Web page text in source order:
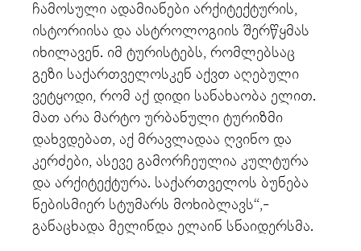
ჩამოსული ადამიანები არქიტექტურის,
ისტორიისა და ასტროლოგიის შერწყმას
იხილავენ. იმ ტურისტებს, რომლებსაც
გეზი საქართველოსკენ აქვთ აღებული
ვეტყოდი, რომ აქ დიდი სანახაობა ელით.
მათ არა მარტო ურბანული ტურიზმი
დახვდებათ, აქ მრავლადაა ღვინო და
კერძები, ასევე გამორჩეულია კულტურა
და არქიტექტურა. საქართველოს ბუნება
ნებისმიერ სტუმარს მოხიბლავს“,-
განაცხადა მელინდა ელაინ სნაიდერსმა.